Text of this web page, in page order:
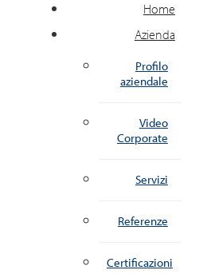
Home
Azienda
Profilo
aziendale
Video
Corporate
Servizi
Referenze
Certificazioni